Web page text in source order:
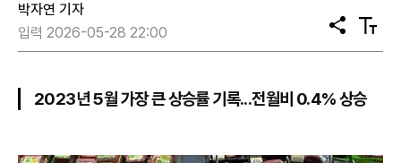
박자연 기자
입력 2026-05-28 22:00
공
유
텍
스
2023년 5월 가장 큰 상승률 기록...전월비 0.4% 상승